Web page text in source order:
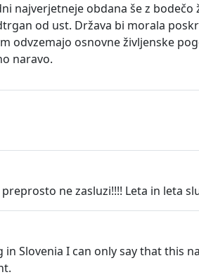
najverjetneje obdana še z
od ust. Država bi morala
odvzemajo osnovne življenske
naravo.
ne zasluzi!!!! Leta in leta
in Slovenia I can only say that this